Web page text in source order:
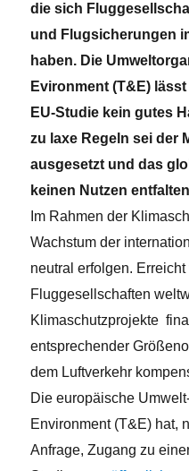
die sich
und Flugsicherungen
haben. Die
Evironment (T&E)
EU-Studie kein gutes
zu laxe Regeln sei der
ausgesetzt und das
keinen Nutzen
Im Rahmen der
Wachstum der
neutral erfolgen.
Fluggesellschaften
Klimaschutzprojekte
entsprechender
dem Luftverkehr
Die europäische
Environment (T&E) hat,
Anfrage, Zugang zu